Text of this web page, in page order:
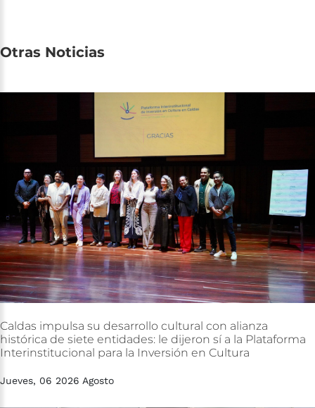
Otras Noticias
Caldas impulsa su desarrollo cultural con alianza
histórica de siete entidades: le dijeron sí a la Plataforma
Interinstitucional para la Inversión en Cultura
Jueves, 06 2026 Agosto